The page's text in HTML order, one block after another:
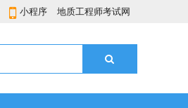
小程序 地质工程师考试网